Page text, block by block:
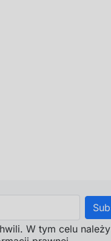
W tym celu należy